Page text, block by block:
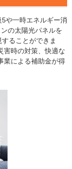
や一時エネルギー消
の太陽光パネルを
ることができま
害時の対策、快適な
業による補助金が得